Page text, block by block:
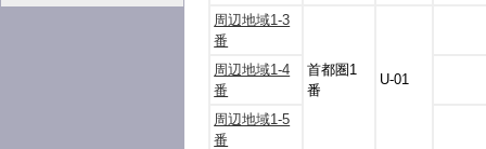
周辺地域1-3
番
首都圏1
番
U-01
周辺地域1-4
番
周辺地域1-5
番